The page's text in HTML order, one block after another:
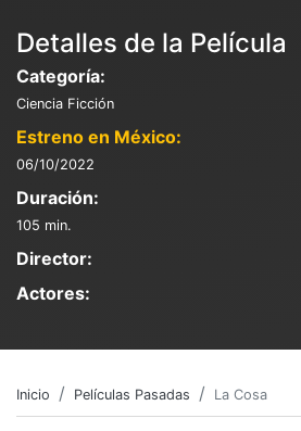
Detalles de la Película
Categoría:
Ciencia Ficción
Estreno en México:
06/10/2022
Duración:
105 min.
Director:
Actores:
Inicio Películas Pasadas La Cosa